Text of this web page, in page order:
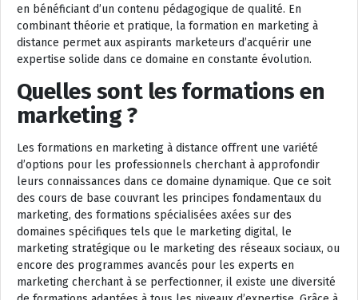
en bénéficiant d’un contenu pédagogique de qualité. En
combinant théorie et pratique, la formation en marketing à
distance permet aux aspirants marketeurs d’acquérir une
expertise solide dans ce domaine en constante évolution.
Quelles sont les formations en
marketing ?
Les formations en marketing à distance offrent une variété
d’options pour les professionnels cherchant à approfondir
leurs connaissances dans ce domaine dynamique. Que ce soit
des cours de base couvrant les principes fondamentaux du
marketing, des formations spécialisées axées sur des
domaines spécifiques tels que le marketing digital, le
marketing stratégique ou le marketing des réseaux sociaux, ou
encore des programmes avancés pour les experts en
marketing cherchant à se perfectionner, il existe une diversité